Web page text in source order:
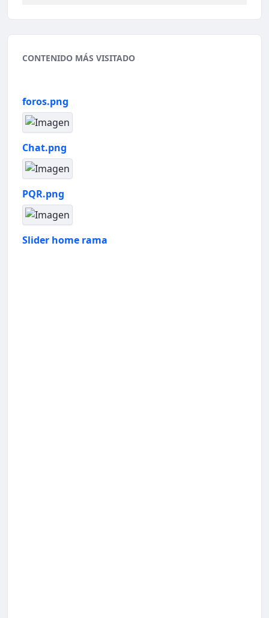
CONTENIDO MÁS VISITADO
foros.png
Chat.png
PQR.png
Slider home rama